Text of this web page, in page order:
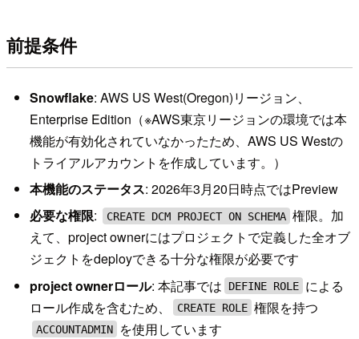
前提条件
Snowflake: AWS US West(Oregon)リージョン、
Enterprise Edition（※AWS東京リージョンの環境では本
機能が有効化されていなかったため、AWS US Westの
トライアルアカウントを作成しています。）
本機能のステータス: 2026年3月20日時点ではPreview
必要な権限: CREATE DCM PROJECT ON SCHEMA 権限。加
えて、project ownerにはプロジェクトで定義した全オブ
ジェクトをdeployできる十分な権限が必要です
project ownerロール: 本記事では DEFINE ROLE による
ロール作成を含むため、
CREATE ROLE 権限を持つ
ACCOUNTADMIN
を使用しています